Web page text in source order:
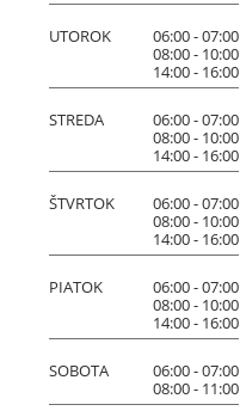
UTOROK
06:00 - 07:00
08:00 - 10:00
14:00 - 16:00
STREDA
06:00 - 07:00
08:00 - 10:00
14:00 - 16:00
ŠTVRTOK
06:00 - 07:00
08:00 - 10:00
14:00 - 16:00
PIATOK
06:00 - 07:00
08:00 - 10:00
14:00 - 16:00
SOBOTA
06:00 - 07:00
08:00 - 11:00